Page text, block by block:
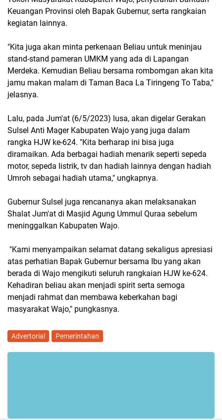
Keuangan Provinsi oleh Bapak Gubernur, serta rangkaian
kegiatan lainnya.
"Kita juga akan minta perkenaan Beliau untuk meninjau
stand-stand pameran UMKM yang ada di Lapangan
Merdeka. Kemudian Beliau bersama rombomgan akan kita
jamu makan malam di Taman Baca La Tiringeng To Taba,"
jelasnya.
Lalu, pada Jum'at (6/5/2023) lusa, akan digelar Gerakan
Sulsel Anti Mager Kabupaten Wajo yang juga dalam
rangka HJW ke-624. "Kita berharap ini bisa juga
diramaikan. Ada berbagai hadiah menarik seperti sepeda
motor, sepeda listrik, tv dan hadiah lainnya dengan hadiah
Umroh sebagai hadiah utama," ungkapnya.
Gubernur Sulsel juga rencananya akan melaksanakan
Shalat Jum'at di Masjid Agung Ummul Quraa sebelum
meninggalkan Kabupaten Wajo.
"Kami menyampaikan selamat datang sekaligus apresiasi
atas perhatian Bapak Gubernur bersama Ibu yang akan
berada di Wajo mengikuti seluruh rangkaian HJW ke-624.
Kehadiran beliau akan menjadi spirit serta semoga
menjadi rahmat dan membawa keberkahan bagi
masyarakat Wajo," pungkasnya.
Advertorial Pemerintahan